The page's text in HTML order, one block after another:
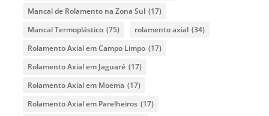
Mancal de Rolamento na Zona Sul (17)
Mancal Termoplástico (75) rolamento axial (34)
Rolamento Axial em Campo Limpo (17)
Rolamento Axial em Jaguaré (17)
Rolamento Axial em Moema (17)
Rolamento Axial em Parelheiros (17)